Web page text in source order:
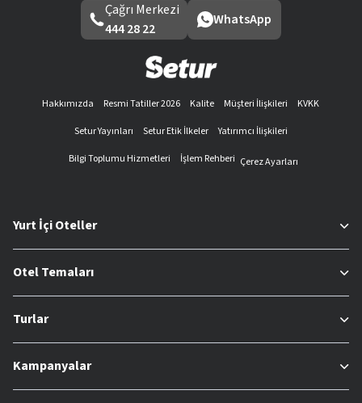
Çağrı Merkezi
444 28 22
WhatsApp
Hakkımızda Resmi Tatiller 2026 Kalite Müşteri İlişkileri
KVKK
Setur Yayınları
Setur Etik İlkeler
Yatırımcı İlişkileri
Bilgi Toplumu Hizmetleri
İşlem Rehberi Çerez Ayarları
Yurt İçi Oteller
Otel Temaları
Turlar
Kampanyalar